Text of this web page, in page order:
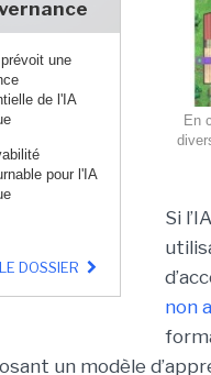
une
de l'IA
pour l'IA
DOSSIER
En
Si
non
un modèle